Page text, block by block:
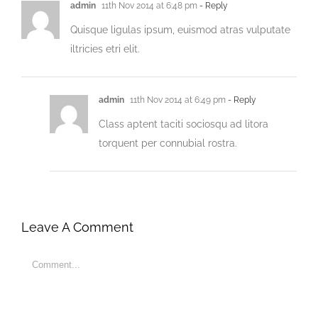
admin 11th Nov 2014 at 6:48 pm - Reply
Quisque ligulas ipsum, euismod atras vulputate
iltricies etri elit.
admin 11th Nov 2014 at 6:49 pm - Reply
Class aptent taciti sociosqu ad litora
torquent per connubial rostra.
Leave A Comment
Comment